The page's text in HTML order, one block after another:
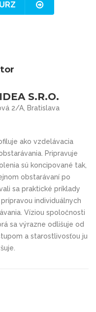
S.R.O.
2/A, Bratislava
ako vzdelávacia
Pripravuje
sú koncipované tak,
obstarávaní po
sa praktické príklady
individuálnych
Víziou spoločnosti
sa výrazne odlišuje od
a starostlivosťou ju